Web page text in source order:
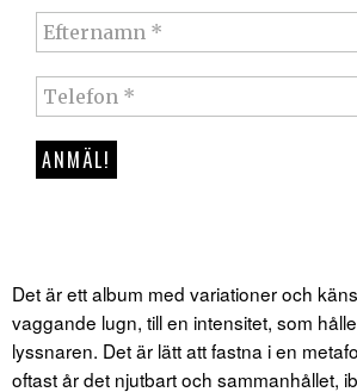
Det är ett album med variationer och
vaggande lugn, till en intensitet, som
lyssnaren. Det är lätt att fastna i en
oftast år det njutbart och sammanhållet,